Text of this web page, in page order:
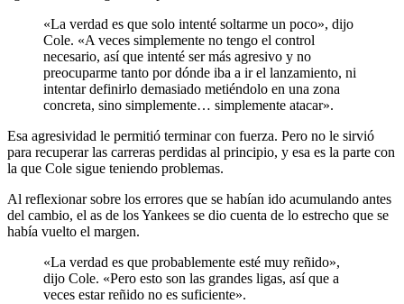
«La verdad es que solo intenté soltarme un poco», dijo
Cole. «A veces simplemente no tengo el control
necesario, así que intenté ser más agresivo y no
preocuparme tanto por dónde iba a ir el lanzamiento, ni
intentar definirlo demasiado metiéndolo en una zona
concreta, sino simplemente… simplemente atacar».
Esa agresividad le permitió terminar con fuerza. Pero no le sirvió
para recuperar las carreras perdidas al principio, y esa es la parte con
la que Cole sigue teniendo problemas.
Al reflexionar sobre los errores que se habían ido acumulando antes
del cambio, el as de los Yankees se dio cuenta de lo estrecho que se
había vuelto el margen.
«La verdad es que probablemente esté muy reñido»,
dijo Cole. «Pero esto son las grandes ligas, así que a
veces estar reñido no es suficiente».